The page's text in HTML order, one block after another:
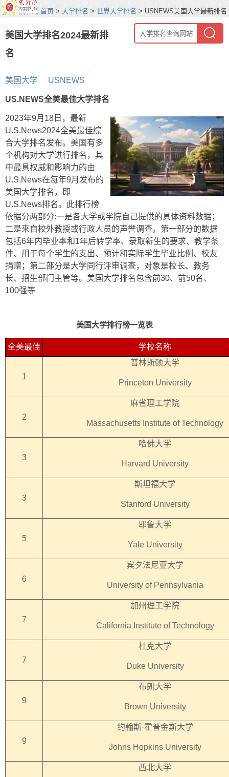
首页 > 大学排名 > 世界大学排名 > USNEWS美国大学最新排名
美国大学排名2024最新排
名
美国大学 USNEWS
US.NEWS全美最佳大学排名
2023年9月18日，最新
U.S.News2024全美最佳综
合大学排名发布。美国有多
个机构对大学进行排名，其
中最具权威和影响力的由
U.S.News在每年9月发布的
美国大学排名，即
U.S.News排名。此排行榜
依据分两部分:一是各大学或学院自己提供的具体资料数据；
二是来自校外教授或行政人员的声誉调查。第一部分的数据
包括6年内毕业率和1年后转学率、录取新生的要求、教学条
件、用于每个学生的支出、预计和实际学生毕业比例、校友
捐赠；第二部分是大学同行评审调查，对象是校长、教务
长、招生部门主管等。美国大学排名包含前30、前50名、
100强等
美国大学排行榜一览表
全美最佳 学校名称
1
普林斯顿大学
Princeton University
2
麻省理工学院
Massachusetts Institute of Technology
3
哈佛大学
Harvard University
3
斯坦福大学
Stanford University
5
耶鲁大学
Yale University
6
宾夕法尼亚大学
University of Pennsylvania
7
加州理工学院
California Institute of Technology
7
杜克大学
Duke University
9
布朗大学
Brown University
9
约翰斯·霍普金斯大学
Johns Hopkins University
西北大学